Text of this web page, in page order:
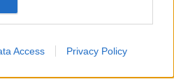
Access Privacy Policy
όπως προκύπτουν